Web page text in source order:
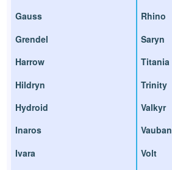
Gauss
Grendel
Harrow
Hildryn
Hydroid
Inaros
Ivara
Rhino
Saryn
Titania
Trinity
Valkyr
Vauban
Volt